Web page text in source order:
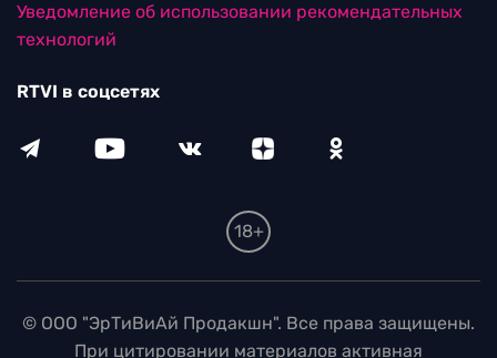
Уведомление об использовании рекомендательных
технологий
RTVI в соцсетях
18+
© ООО "ЭрТиВиАй Продакшн". Все права защищены.
При цитировании материалов активная